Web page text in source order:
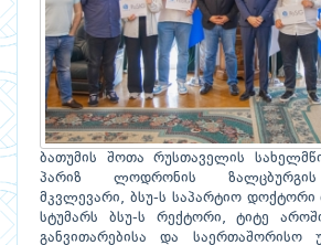
ბათუმის შოთა რუსთაველის
პარიზ ლოდრონის ზალცბურგის
მკვლევარი, ბსუ-ს საპარტიო დოქტორი
სტუმარს ბსუ-ს რექტორი, ტიტე
განვითარებისა და საერთაშორისო